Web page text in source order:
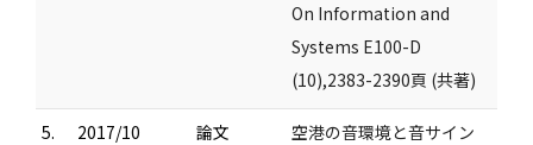
On Information and
Systems E100-D
(10),2383-2390頁 (共著)
5. 2017/10 論文
空港の音環境と音サイン